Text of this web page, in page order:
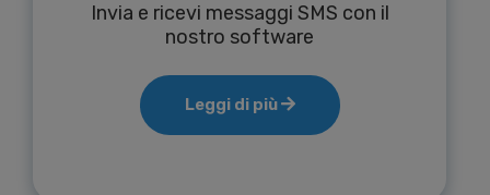
Invia e ricevi messaggi SMS con il
nostro software
Leggi di più